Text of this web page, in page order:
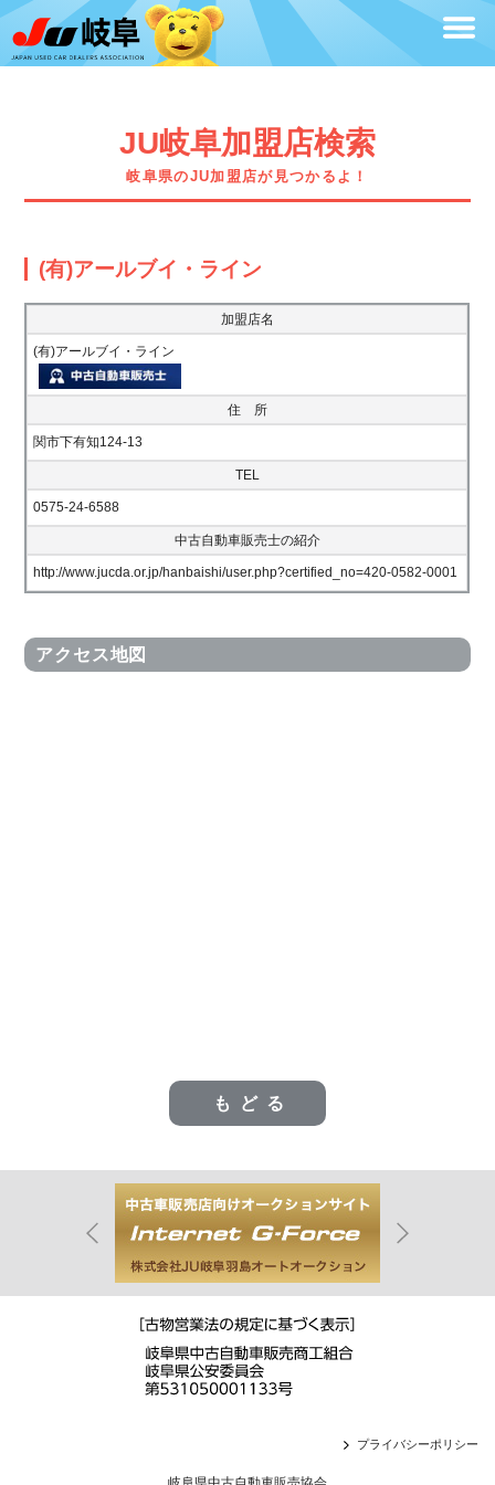
JU岐阜加盟店検索
岐阜県のJU加盟店が見つかるよ！
(有)アールブイ・ライン
加盟店名
(有)アールブイ・ライン
住 所
関市下有知124-13
TEL
0575-24-6588
中古自動車販売士の紹介
http://www.jucda.or.jp/hanbaishi/user.php?certified_no=420-0582-0001
アクセス地図
もどる
プライバシーポリシー